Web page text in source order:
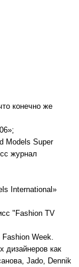
конечно же
Models Super
журнал
International»
"Fashion TV
Week.
дизайнеров как
Jado, Dennik